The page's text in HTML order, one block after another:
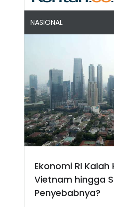
NASIONAL
Ekonomi RI
Vietnam hingga
Penyebabnya?